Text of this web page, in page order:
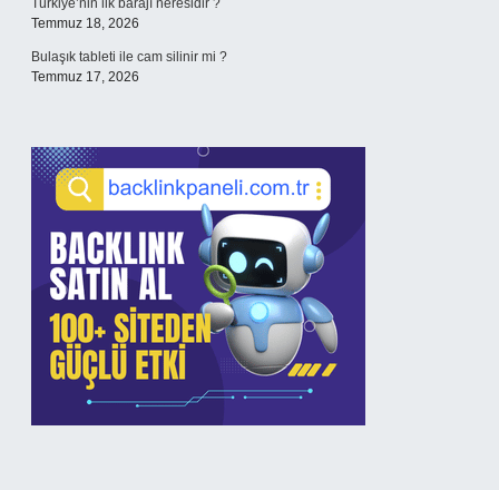
Türkiye’nin ilk barajı neresidir ?
Temmuz 18, 2026
Bulaşık tableti ile cam silinir mi ?
Temmuz 17, 2026